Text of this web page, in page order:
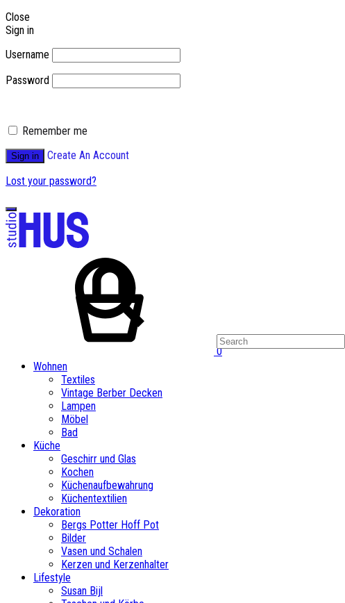
Close
Sign in
Username
Password
Remember me
Sign in
Create An Account
Lost your password?
0
Wohnen
Textiles
Vintage Berber Decken
Lampen
Möbel
Bad
Küche
Geschirr und Glas
Kochen
Küchenaufbewahrung
Küchentextilien
Dekoration
Bergs Potter Hoff Pot
Bilder
Vasen und Schalen
Kerzen und Kerzenhalter
Lifestyle
Susan Bijl